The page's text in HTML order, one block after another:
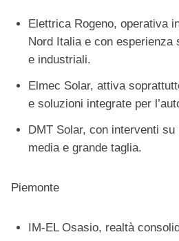
Elettrica Rogeno, operativa
Nord Italia e con esperienza
e industriali.
Elmec Solar, attiva
e soluzioni integrate per
DMT Solar, con interventi
media e grande taglia.
Piemonte
IM-EL Osasio, realtà